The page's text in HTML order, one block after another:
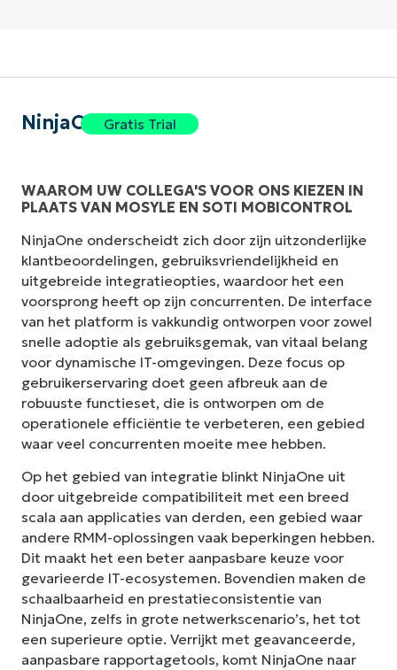
NinjaOneGratis Trial
WAAROM UW COLLEGA'S VOOR ONS KIEZEN IN
PLAATS VAN MOSYLE EN SOTI MOBICONTROL
NinjaOne onderscheidt zich door zijn uitzonderlijke
klantbeoordelingen, gebruiksvriendelijkheid en
uitgebreide integratieopties, waardoor het een
voorsprong heeft op zijn concurrenten. De interface
van het platform is vakkundig ontworpen voor zowel
snelle adoptie als gebruiksgemak, van vitaal belang
voor dynamische IT-omgevingen. Deze focus op
gebruikerservaring doet geen afbreuk aan de
robuuste functieset, die is ontworpen om de
operationele efficiëntie te verbeteren, een gebied
waar veel concurrenten moeite mee hebben.
Op het gebied van integratie blinkt NinjaOne uit
door uitgebreide compatibiliteit met een breed
scala aan applicaties van derden, een gebied waar
andere RMM-oplossingen vaak beperkingen hebben.
Dit maakt het een beter aanpasbare keuze voor
gevarieerde IT-ecosystemen. Bovendien maken de
schaalbaarheid en prestatieconsistentie van
NinjaOne, zelfs in grote netwerkscenario’s, het tot
een superieure optie. Verrijkt met geavanceerde,
aanpasbare rapportagetools, komt NinjaOne naar